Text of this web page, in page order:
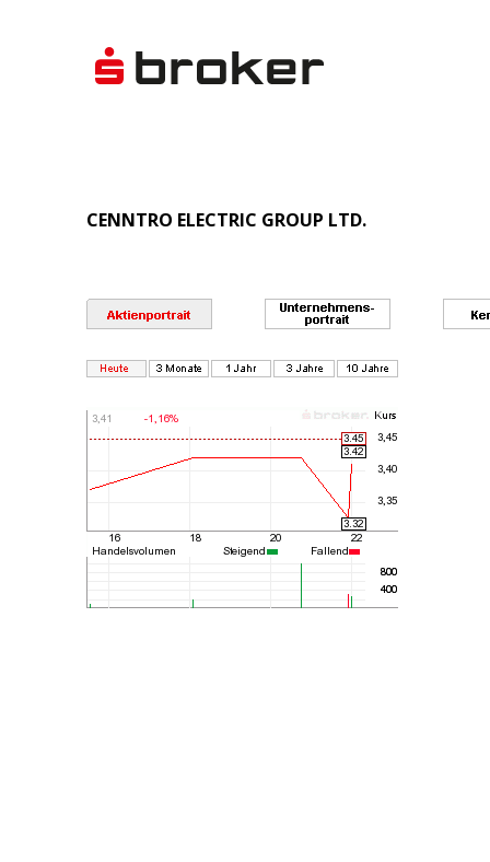
CENNTRO ELECTRIC GROUP LTD.